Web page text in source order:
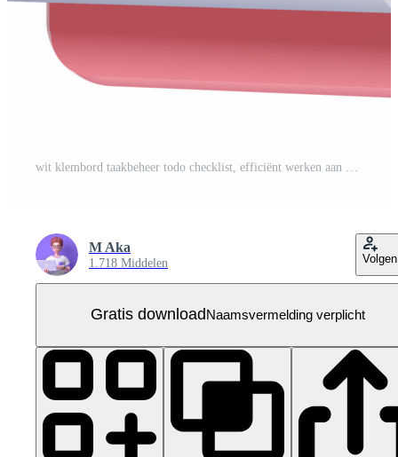
M Aka
1.718 Middelen Volgen
Gratis downloadNaamsvermelding verplicht